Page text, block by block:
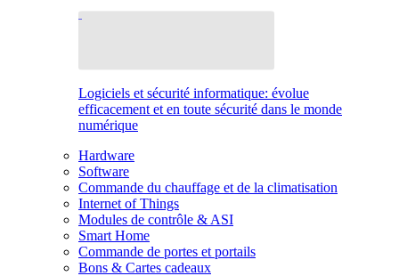
Logiciels et sécurité informatique: évolue
efficacement et en toute sécurité dans le monde
numérique
Hardware
Software
Commande du chauffage et de la climatisation
Internet of Things
Modules de contrôle & ASI
Smart Home
Commande de portes et portails
Bons & Cartes cadeaux